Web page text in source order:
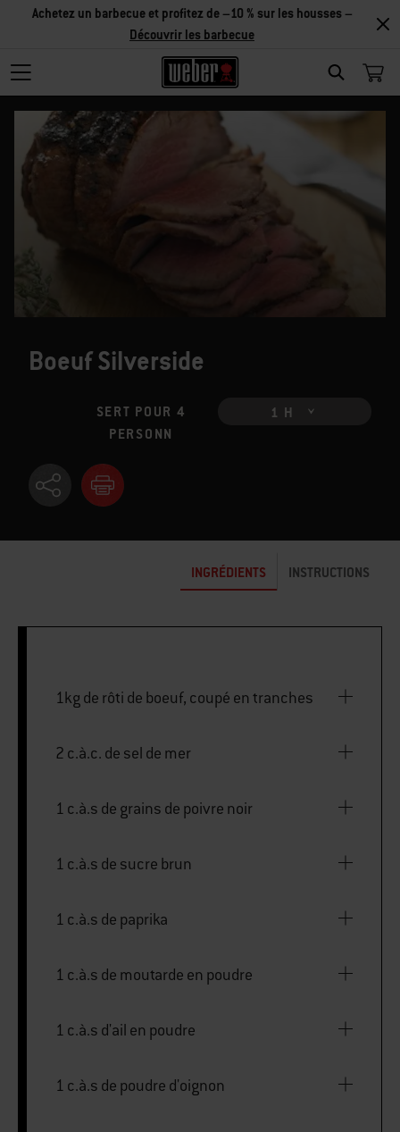
SEARCH
Achetez un barbecue et profitez de –10 % sur les housses –
Découvrir les barbecue
Boeuf Silverside
SERT POUR 4
PERSONN
1 H
INGRÉDIENTS INSTRUCTIONS
1kg de rôti de boeuf, coupé en tranches
2 c.à.c. de sel de mer
1 c.à.s de grains de poivre noir
1 c.à.s de sucre brun
1 c.à.s de paprika
1 c.à.s de moutarde en poudre
1 c.à.s d'ail en poudre
1 c.à.s de poudre d'oignon